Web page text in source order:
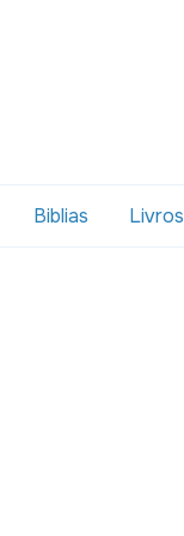
Biblias Livros